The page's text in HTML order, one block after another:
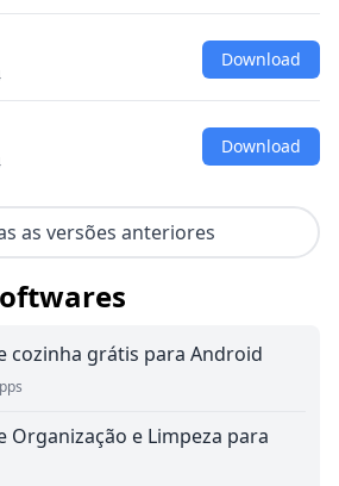
Download
Download
as versões anteriores
cozinha grátis para Android
Organização e Limpeza para